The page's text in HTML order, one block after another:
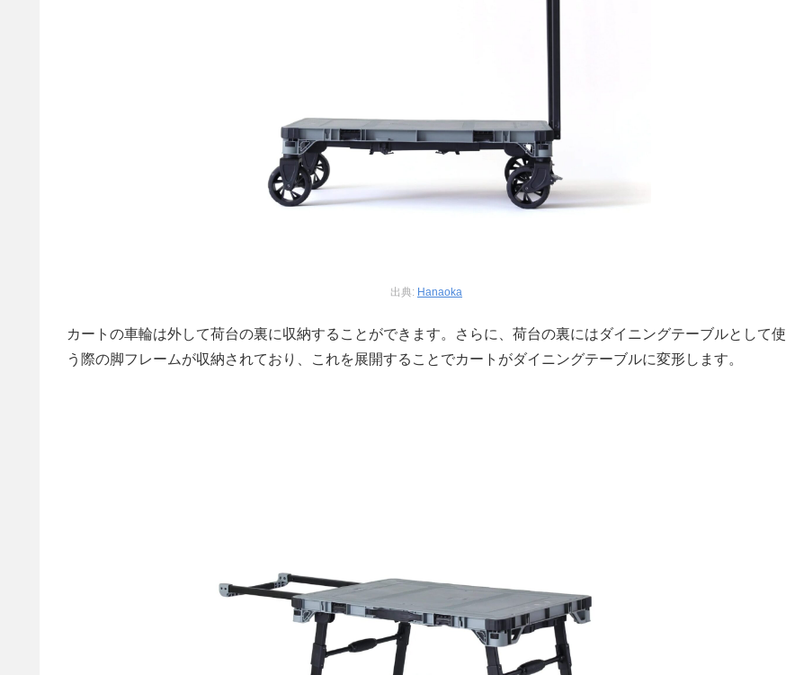
出典: Hanaoka
カートの車輪は外して荷台の裏に収納することができます。さらに、荷台の裏にはダイニングテーブルとして使
う際の脚フレームが収納されており、これを展開することでカートがダイニングテーブルに変形します。